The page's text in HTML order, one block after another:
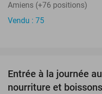
Amiens (+76 positions)
Vendu : 75
Entrée à la journée
nourriture et